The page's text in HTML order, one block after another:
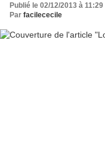
Publié le 02/12/2013 à 11:29
Par facilececile